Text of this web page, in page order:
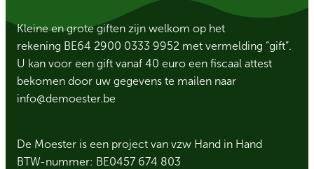
Kleine en grote giften zijn welkom op het
rekening BE64 2900 0333 9952 met vermelding “gift”.
U kan voor een gift vanaf 40 euro een fiscaal attest
bekomen door uw gegevens te mailen naar
info@demoester.be
De Moester is een project van vzw Hand in Hand
BTW-nummer: BE0457 674 803